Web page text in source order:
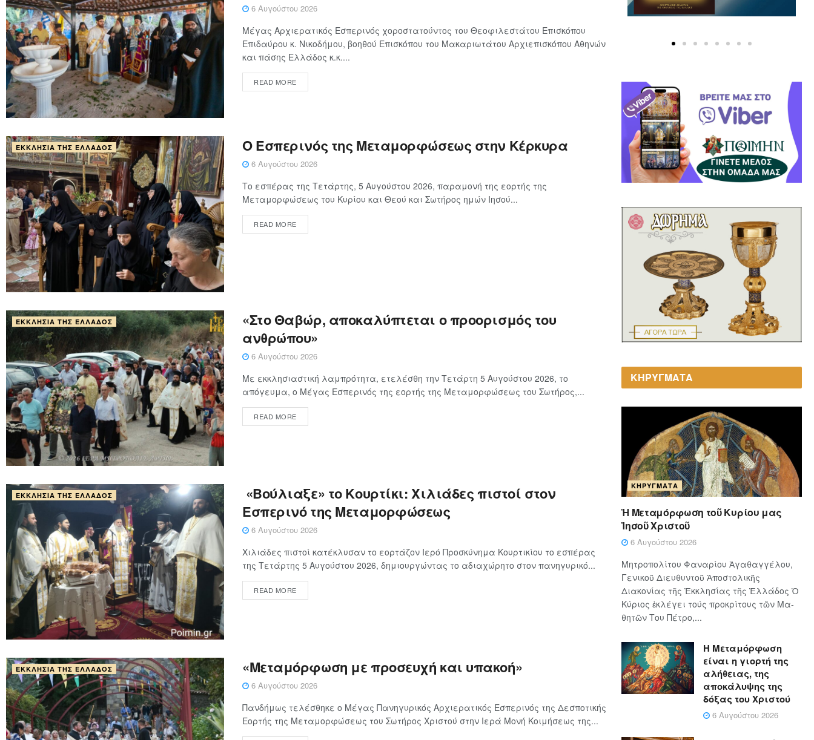
6 Αυγούστου 2026
Μέγας Αρχιερατικός Εσπερινός χοροστατούντος του Θεοφιλεστάτου Επισκόπου
Επιδαύρου κ. Νικοδήμου, βοηθού Επισκόπου του Μακαριωτάτου Αρχιεπισκόπου Αθηνών
και πάσης Ελλάδος κ.κ....
READ MORE
ΕΚΚΛΗΣΊΑ ΤΗΣ ΕΛΛΆΔΟΣ Ο Εσπερινός της Μεταμορφώσεως στην Κέρκυρα
6 Αυγούστου 2026
Το εσπέρας της Τετάρτης, 5 Αυγούστου 2026, παραμονή της εορτής της
Μεταμορφώσεως του Κυρίου και Θεού και Σωτήρος ημών Ιησού...
READ MORE
ΕΚΚΛΗΣΊΑ ΤΗΣ ΕΛΛΆΔΟΣ
«Στο Θαβώρ, αποκαλύπτεται ο προορισμός του
ανθρώπου»
6 Αυγούστου 2026
Με εκκλησιαστική λαμπρότητα, ετελέσθη την Τετάρτη 5 Αυγούστου 2026, το
απόγευμα, ο Μέγας Εσπερινός της εορτής της Μεταμορφώσεως του Σωτήρος,...
READ MORE
ΕΚΚΛΗΣΊΑ ΤΗΣ ΕΛΛΆΔΟΣ
«Βούλιαξε» το Κουρτίκι: Χιλιάδες πιστοί στον
Εσπερινό της Μεταμορφώσεως
6 Αυγούστου 2026
Χιλιάδες πιστοί κατέκλυσαν το εορτάζον Ιερό Προσκύνημα Κουρτικίου το εσπέρας
της Τετάρτης 5 Αυγούστου 2026, δημιουργώντας το αδιαχώρητο στον πανηγυρικό...
READ MORE
ΕΚΚΛΗΣΊΑ ΤΗΣ ΕΛΛΆΔΟΣ «Μεταμόρφωση με προσευχή και υπακοή»
6 Αυγούστου 2026
Πανδήμως τελέσθηκε ο Μέγας Πανηγυρικός Αρχιερατικός Εσπερινός της Δεσποτικής
Εορτής της Μεταμορφώσεως του Σωτήρος Χριστού στην Ιερά Μονή Κοιμήσεως της...
ΚΗΡΥΓΜΑΤΑ
ΚΗΡΎΓΜΑΤΑ
Ἡ Μεταμόρφωση τοῦ Κυρίου μας
Ἰησοῦ Χριστοῦ
6 Αυγούστου 2026
Μητροπολίτου Φαναρίου Ἀγαθαγγέλου,
Γενικοῦ Διευθυντοῦ Ἀποστολικῆς
Διακονίας τῆς Ἐκκλησίας τῆς Ἑλλάδος Ὁ
Κύ­ρι­ος ἐκλέγει τούς προ­κρί­τους τῶν Μα­
θη­τῶν Του Πέ­τρο,...
Η Μεταμόρφωση
είναι η γιορτή της
αλήθειας, της
αποκάλυψης της
δόξας του Χριστού
6 Αυγούστου 2026